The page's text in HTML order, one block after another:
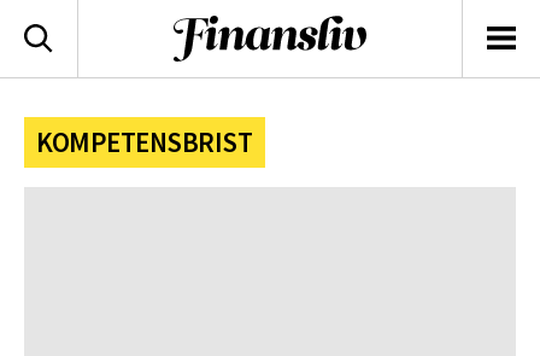
logotyp
Sök
KOMPETENSBRIST